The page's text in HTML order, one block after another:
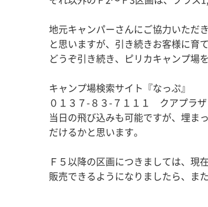
地元キャンパーさんにご協力いただ
と思いますが、引き続きお客様に育
どうぞ引き続き、ピリカキャンプ場
キャンプ場検索サイト『なっぷ』
０１３７-８３-７１１１ クアプラザ
当日の飛び込みも可能ですが、埋ま
だけるかと思います。
Ｆ５以降の区画につきましては、現
販売できるようになりましたら、ま